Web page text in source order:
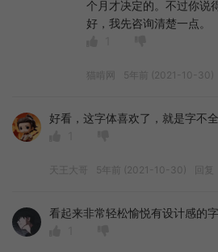
个月才决定的。不过你说
好，我先咨询清楚一点。
猫啃网 5年前 (2021-10-30)
好看，这字体喜欢了，就是字不
天王大哥 5年前 (2021-10-30) 回复
看起来非常轻松愉悦有设计感的